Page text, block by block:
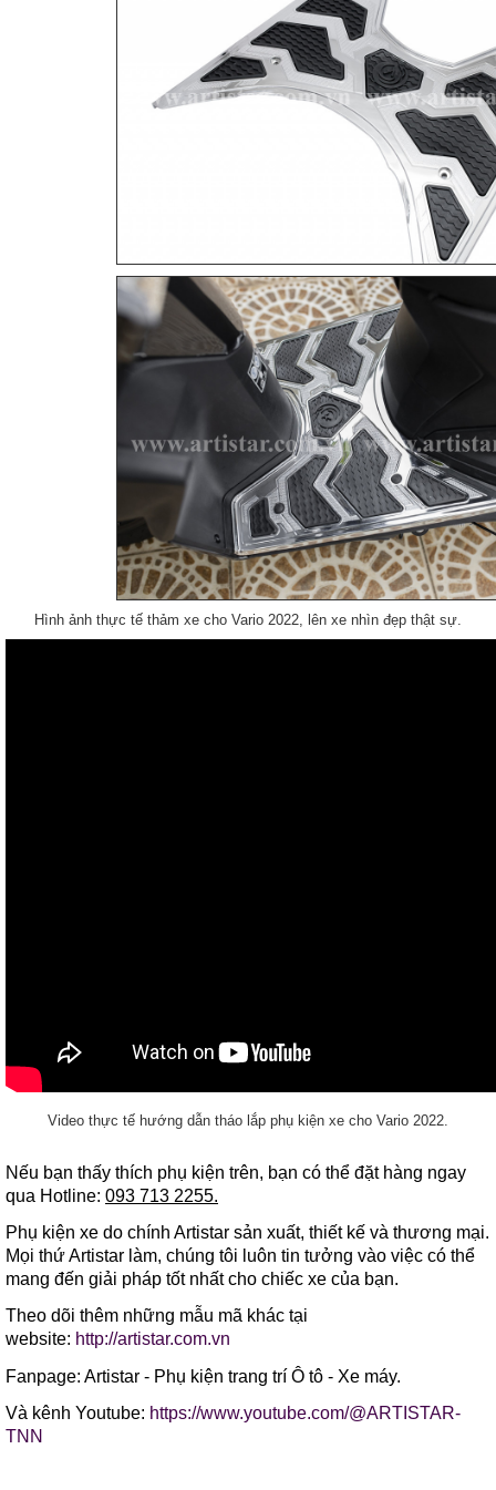
Hình ảnh thực tế thảm xe cho Vario 2022, lên xe nhìn đẹp thật sự.
Video thực tế hướng dẫn tháo lắp phụ kiện xe cho Vario 2022.
Nếu bạn thấy thích phụ kiện trên, bạn có thể đặt hàng ngay
qua Hotline: 093 713 2255.
Phụ kiện xe do chính Artistar sản xuất, thiết kế và thương mại.
Mọi thứ Artistar làm, chúng tôi luôn tin tưởng vào việc có thể
mang đến giải pháp tốt nhất cho chiếc xe của bạn.
Theo dõi thêm những mẫu mã khác tại
website: http://artistar.com.vn
Fanpage: Artistar - Phụ kiện trang trí Ô tô - Xe máy.
Và kênh Youtube: https://www.youtube.com/@ARTISTAR-
TNN